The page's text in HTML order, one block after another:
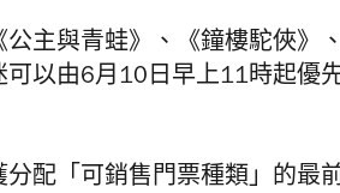
主與青蛙》、《鐘樓駝俠》
以由6月10日早上11時起優
配「可銷售門票種類」的最